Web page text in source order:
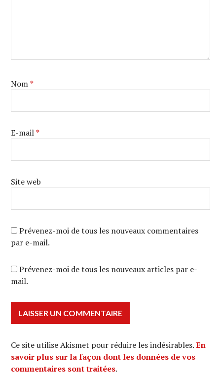
Nom*
E-mail*
Site web
Prévenez-moi de tous les nouveaux commentaires
par e-mail.
Prévenez-moi de tous les nouveaux articles par e-
mail.
Ce site utilise Akismet pour réduire les indésirables.En
savoir plus sur la façon dont les données de vos
commentaires sont traitées.